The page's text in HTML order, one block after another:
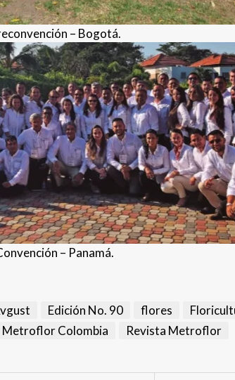
– Bogotá.
– Panamá.
Edición No. 90 flores
Metroflor Colombia
Revista Metroflor